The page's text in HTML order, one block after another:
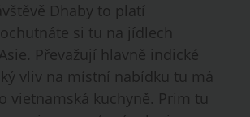
Dhaby to platí
si tu na jídlech
Převažují hlavně indické
vliv na místní nabídku tu má
vietnamská kuchyně. Prim tu